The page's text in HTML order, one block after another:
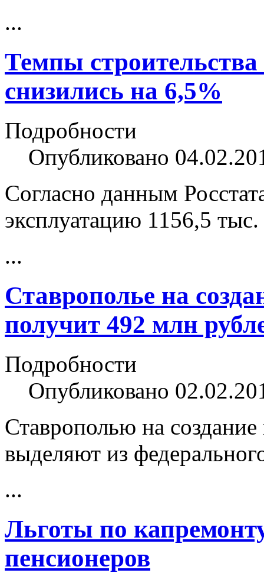
...
Темпы
снизились на 6,5%
Подробности
Опубликовано
Согласно данным
эксплуатацию 1156,5
...
Ставрополье на
получит 492 млн
Подробности
Опубликовано
Ставрополью на
выделяют из
...
Льготы по
пенсионеров